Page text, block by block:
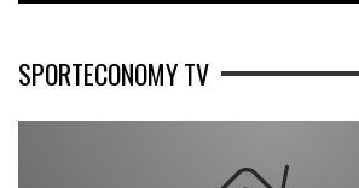
SPORTECONOMY TV